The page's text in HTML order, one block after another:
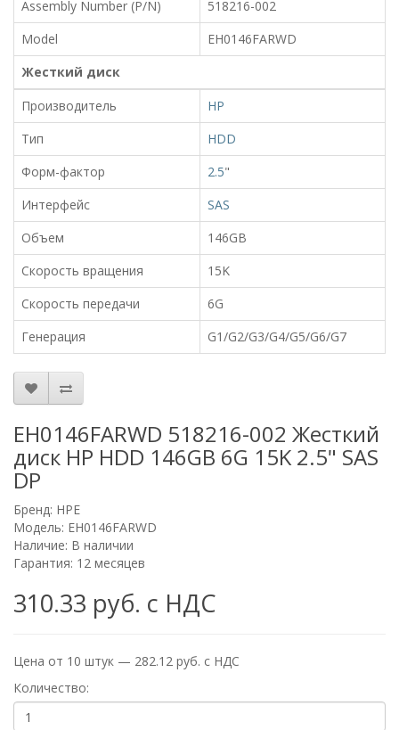
Assembly Number (P/N)
518216-002
Model
EH0146FARWD
Жесткий диск
Производитель
HP
Тип
HDD
Форм-фактор
2.5"
Интерфейс
SAS
Объем
146GB
Скорость вращения
15K
Скорость передачи
6G
Генерация
G1/G2/G3/G4/G5/G6/G7
EH0146FARWD 518216-002 Жесткий
диск HP HDD 146GB 6G 15K 2.5" SAS
DP
Бренд: HPE
Модель: EH0146FARWD
Наличие: В наличии
Гарантия: 12 месяцев
310.33 руб. с НДС
Цена от 10 штук — 282.12 руб. с НДС
Количество: